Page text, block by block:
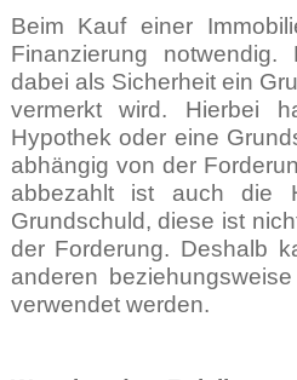
Beim Kauf einer
Finanzierung
dabei als Sicherheit ein
vermerkt wird. Hierbei
Hypothek oder eine
abhängig von der
abbezahlt ist auch die
Grundschuld, diese ist
der Forderung. Deshalb
anderen
verwendet werden.